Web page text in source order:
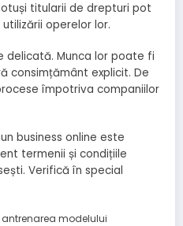
titularii de drepturi pot
operelor lor.
delicată. Munca lor poate fi
consimțământ explicit. De
împotriva companiilor
business online este
termenii și condițiile
Verifică în special
modelului